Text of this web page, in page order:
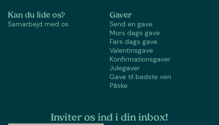
Kan du lide os?
Samarbejd med os
Gaver
Send en gave
Mors dags gave
Fars dags gave
Valentinsgave
Konfirmationsgaver
Julegaver
Gave til bedste ven
Påske
Inviter os ind i din inbox!